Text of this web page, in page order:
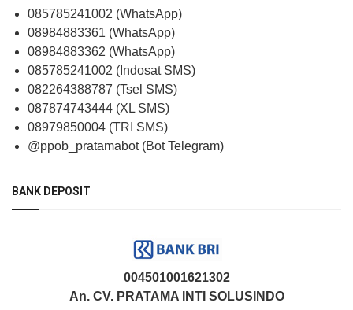
085785241002 (WhatsApp)
08984883361 (WhatsApp)
08984883362 (WhatsApp)
085785241002 (Indosat SMS)
082264388787 (Tsel SMS)
087874743444 (XL SMS)
08979850004 (TRI SMS)
@ppob_pratamabot (Bot Telegram)
BANK DEPOSIT
004501001621302
An. CV. PRATAMA INTI SOLUSINDO